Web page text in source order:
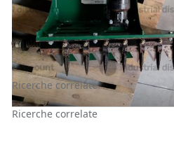
Miranda
Annuncio scaduto
Codice annuncio: 1141017915
Ricerche correlate
Ricerche correlate